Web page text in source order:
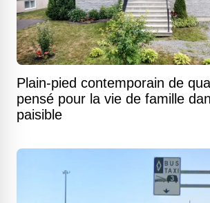
Plain-pied contemporain de
pensé pour la vie de famille
paisible